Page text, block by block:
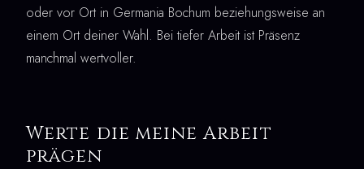
oder vor Ort in Germania Bochum beziehungsweise an
einem Ort deiner Wahl. Bei tiefer Arbeit ist Präsenz
manchmal wertvoller.
Werte die meine Arbeit
prägen